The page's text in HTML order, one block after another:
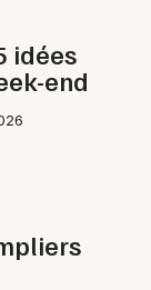
idées
end